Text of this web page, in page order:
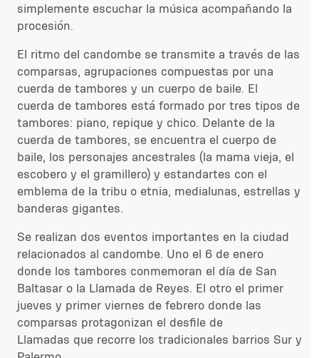
simplemente escuchar la música acompañando la
procesión.
El ritmo del candombe se transmite a través de las
comparsas, agrupaciones compuestas por una
cuerda de tambores y un cuerpo de baile. El
cuerda de tambores está formado por tres tipos de
tambores: piano, repique y chico. Delante de la
cuerda de tambores, se encuentra el cuerpo de
baile, los personajes ancestrales (la mama vieja, el
escobero y el gramillero) y estandartes con el
emblema de la tribu o etnia, medialunas, estrellas y
banderas gigantes.
Se realizan dos eventos importantes en la ciudad
relacionados al candombe. Uno el 6 de enero
donde los tambores conmemoran el día de San
Baltasar o la Llamada de Reyes. El otro el primer
jueves y primer viernes de febrero donde las
comparsas protagonizan el desfile de
Llamadas que recorre los tradicionales barrios Sur y